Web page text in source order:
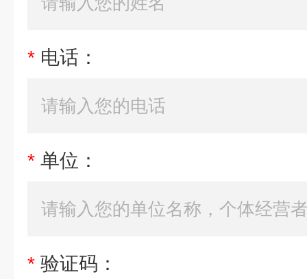
* 电话：
* 单位：
* 验证码：